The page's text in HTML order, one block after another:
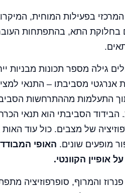
בפעילות המוחית,
בחלוקת התא, בהתפתחות
גילה מספר תכונות מבניות
אנרגטי מסביבתו – התנאי
התעלמות מההתרחשות
הבידוד הסביבתי הוא תנאי
של מצבים. כול עוד
מופעים שונים. האופי
אופיין הקוונטי.
והמרוף, סופרפוזיציה